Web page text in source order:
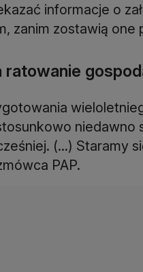
informacje o
zanim zostawią
ratowanie
(...) Staramy
PAP.